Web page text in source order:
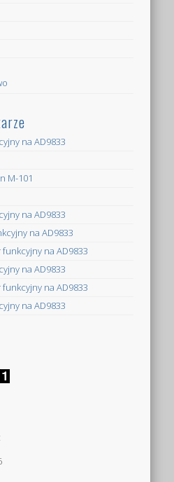
na AD9833
M-101
na AD9833
na AD9833
na AD9833
na AD9833
na AD9833
na AD9833